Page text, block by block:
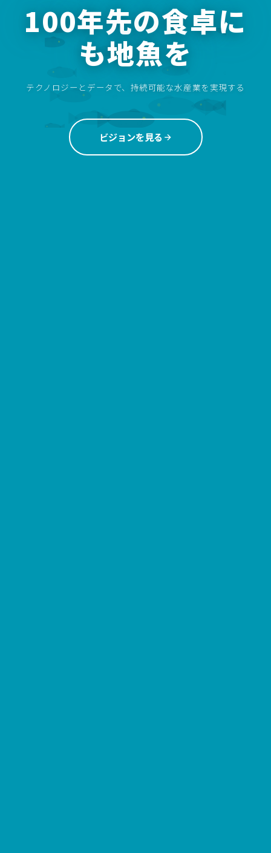
100年先の食卓に
も地魚を
テクノロジーとデータで、持続可能な水産業を実現する
ビジョンを見る